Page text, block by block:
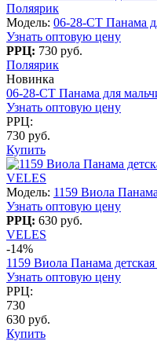
Поляярик
Модель: 06-28-CT Панама
Узнать оптовую цену
РРЦ: 730 руб.
Поляярик
Новинка
06-28-CT Панама для
Узнать оптовую цену
РРЦ:
730 руб.
Купить
VELES
Модель: 1159 Виола
Узнать оптовую цену
РРЦ: 630 руб.
VELES
-14%
1159 Виола Панама
Узнать оптовую цену
РРЦ:
730
630 руб.
Купить